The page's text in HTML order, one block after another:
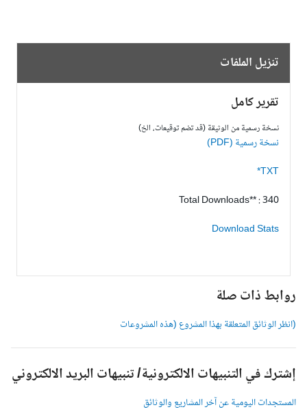
تنزيل الملفات
تقرير كامل
نسخة رسمية من الوثيقة (قد تضم توقيعات، الخ)
نسخة رسمية (PDF)
TXT*
Total Downloads** : 340
Download Stats
روابط ذات صلة
(انظر الوثائق المتعلقة بهذا المشروع (هذه المشروعات
إشترك في التنبيهات الالكترونية/ تنبيهات البريد الالكتروني
المستجدات اليومية عن آخر المشاريع والوثائق